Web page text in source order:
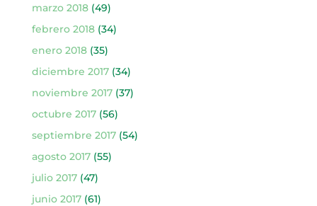
marzo 2018(49)
febrero 2018(34)
enero 2018(35)
diciembre 2017(34)
noviembre 2017(37)
octubre 2017(56)
septiembre 2017(54)
agosto 2017(55)
julio 2017(47)
junio 2017(61)